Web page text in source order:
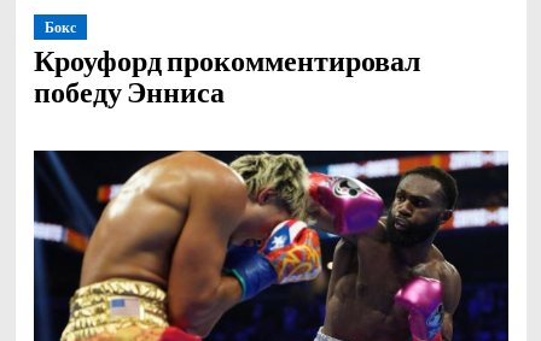
Бокс
Кроуфорд прокомментировал
победу Энниса